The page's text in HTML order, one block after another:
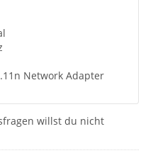
Network Adapter
willst du nicht